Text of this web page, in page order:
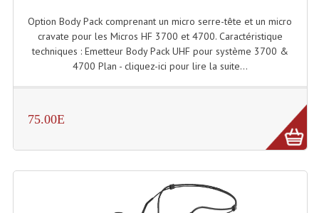
Consoles Sono Et Studio
Consoles Numériques
Boules À Facettes
Déco Light
Option Body Pack comprenant un micro serre-tête et un micro
cravate pour les Micros HF 3700 et 4700. Caractéristique
techniques : Emetteur Body Pack UHF pour système 3700 &
4700 Plan - cliquez-ici pour lire la suite...
75.00E